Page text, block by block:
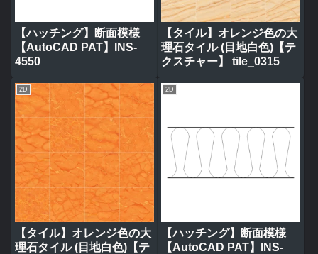
【ハッチング】断面模様
【AutoCAD PAT】INS-
4550
【タイル】オレンジ色の大
理石タイル (目地白色)【テ
クスチャー】 tile_0315
2D
【タイル】オレンジ色の大
理石タイル (目地白色)【テ
2D
【ハッチング】断面模様
【AutoCAD PAT】INS-